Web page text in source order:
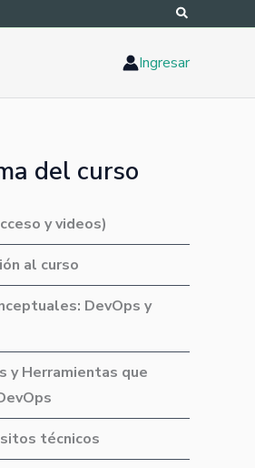
Ingresar
del curso
y videos)
al curso
DevOps y
y Herramientas que
técnicos